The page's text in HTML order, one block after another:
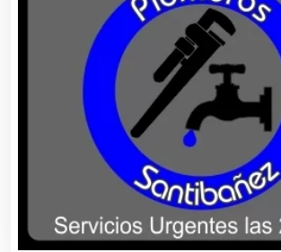
Alquiler de Trajes de Etiqueta
Alta Costura
Aluminio